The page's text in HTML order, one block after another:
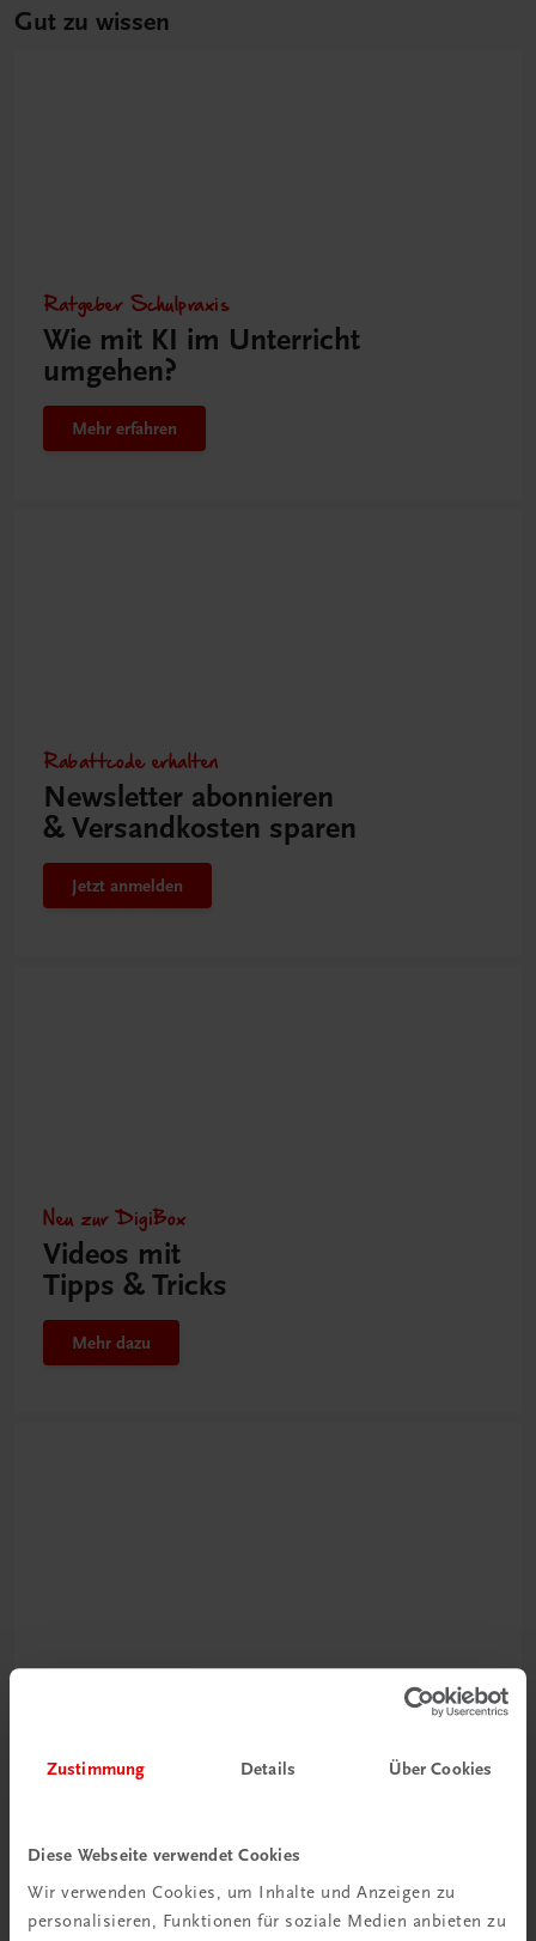
Zustimmung Details Über Cookies
Diese Webseite verwendet Cookies
Wir verwenden Cookies, um Inhalte und Anzeigen zu
personalisieren, Funktionen für soziale Medien anbieten zu
Gut zu wissen
Ratgeber Schulpraxis
Wie mit KI im Unterricht
umgehen?
Mehr erfahren
Rabattcode erhalten
Newsletter abonnieren
& Versandkosten sparen
Jetzt anmelden
Neu zur DigiBox
Videos mit
Tipps & Tricks
Mehr dazu